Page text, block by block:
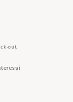
out.